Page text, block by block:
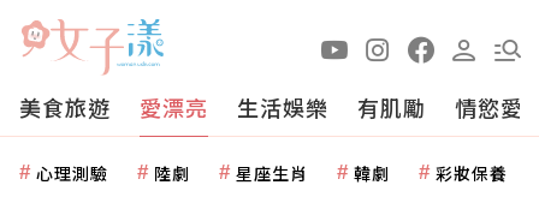
美食旅遊 愛漂亮 生活娛樂 有肌勵 情慾愛
心理測驗 陸劇 星座生肖 韓劇 彩妝保養